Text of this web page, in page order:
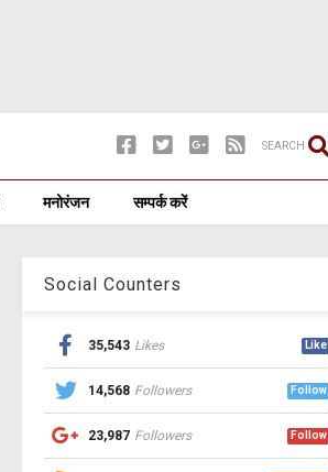
SEARCH
मनोरंजन सम्पर्क करें
Social Counters
35,543 Likes Like
14,568 Followers Follow
23,987 Followers Follow